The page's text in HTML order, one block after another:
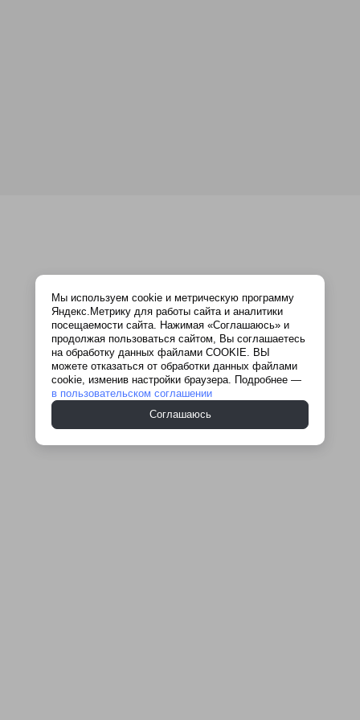
Мы используем cookie и метрическую программу
Яндекс.Метрику для работы сайта и аналитики
посещаемости сайта. Нажимая «Соглашаюсь» и
продолжая пользоваться сайтом, Вы соглашаетесь
на обработку данных файлами COOKIE. ВЫ
можете отказаться от обработки данных файлами
cookie, изменив настройки браузера. Подробнее —
в пользовательском соглашении
Соглашаюсь